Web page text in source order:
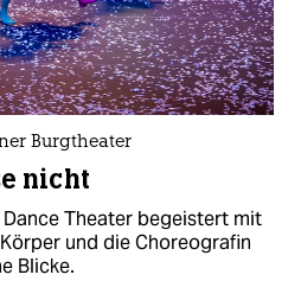
Burgtheater
nicht
Dance Theater begeistert mit
und die Choreografin
Blicke.